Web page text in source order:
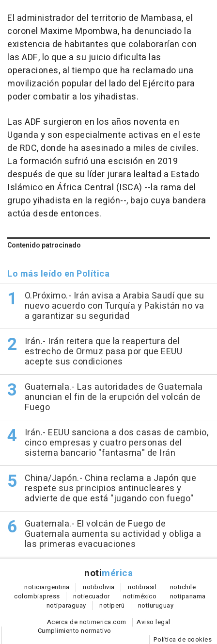
El administrador del territorio de Mambasa, el
coronel Maxime Mpombwa, ha denunciado la
existencia de habitantes que colaborarían con
las ADF, lo que a su juicio dificulta las
operaciones, al tiempo que ha reclamado una
movilización popular del lado del Ejército para
poder combatir a los yihadistas.
Las ADF surgieron en los años noventa en
Uganda y son especialmente activas en el este
de RDC, donde ha asesinado a miles de civiles.
La formación sufrió una escisión en 2019
después de que su líder jurara lealtad a Estado
Islámico en África Central (ISCA) --la rama del
grupo yihadista en la región--, bajo cuya bandera
actúa desde entonces.
Contenido patrocinado
Lo más leído en Política
O.Próximo.- Irán avisa a Arabia Saudí que su
nuevo acuerdo con Turquía y Pakistán no va
a garantizar su seguridad
Irán.- Irán reitera que la reapertura del
estrecho de Ormuz pasa por que EEUU
acepte sus condiciones
Guatemala.- Las autoridades de Guatemala
anuncian el fin de la erupción del volcán de
Fuego
Irán.- EEUU sanciona a dos casas de cambio,
cinco empresas y cuatro personas del
sistema bancario "fantasma" de Irán
China/Japón.- China reclama a Japón que
respete sus principios antinucleares y
advierte de que está "jugando con fuego"
Guatemala.- El volcán de Fuego de
Guatemala aumenta su actividad y obliga a
las primeras evacuaciones
notimérica
noticiargentina notibolivia notibrasil notichile
colombiapress notiecuador notiméxico notipanama
notiparaguay notiperú notiuruguay
Acerca de notimerica.com
Aviso legal
Cumplimiento normativo
Política de cookies